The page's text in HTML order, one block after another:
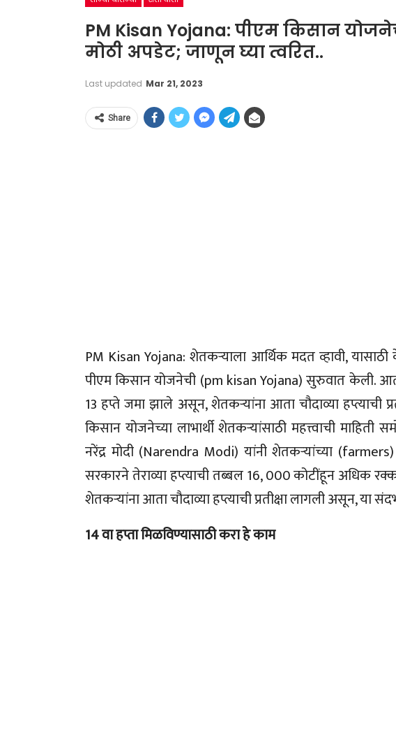
PM Kisan Yojana: पीएम किसान
मोठी अपडेट; जाणून घ्या त्वरित..
Last updated Mar 21, 2023
Share
PM Kisan Yojana: शेतकऱ्याला आर्थिक मदत व्हावी,
पीएम किसान योजनेची (pm kisan Yojana) सुरुवात केली.
13 हप्ते जमा झाले असून, शेतकऱ्यांना आता चौदाव्या हप्त्याची
किसान योजनेच्या लाभार्थी शेतकऱ्यांसाठी महत्त्वाची
नरेंद्र मोदी (Narendra Modi) यांनी शेतकऱ्यांच्या (farmers)
सरकारने तेराव्या हप्त्याची तब्बल 16, 000 कोटींहून अधिक
शेतकऱ्यांना आता चौदाव्या हप्त्याची प्रतीक्षा लागली असून, या
14 वा हप्ता मिळविण्यासाठी करा हे काम